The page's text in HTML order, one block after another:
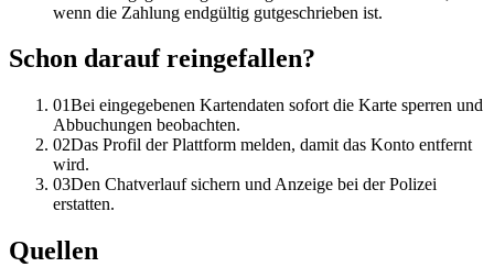
wenn die Zahlung endgültig gutgeschrieben ist.
Schon darauf reingefallen?
01Bei eingegebenen Kartendaten sofort die Karte sperren und
Abbuchungen beobachten.
02Das Profil der Plattform melden, damit das Konto entfernt
wird.
03Den Chatverlauf sichern und Anzeige bei der Polizei
erstatten.
Quellen